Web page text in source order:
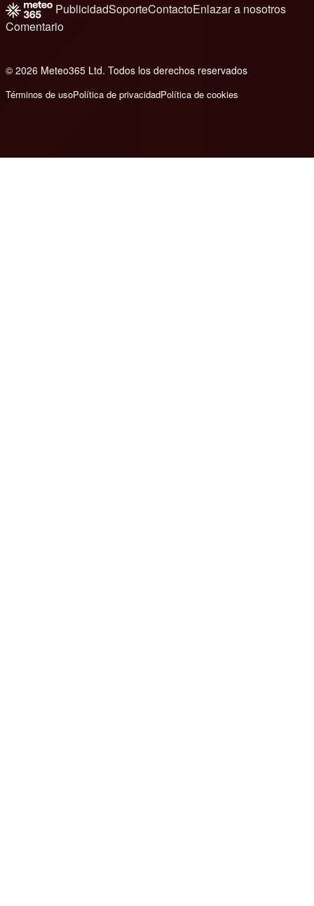
PublicidadSoporteContactoEnlazar a nosotros
Comentario
© 2026 Meteo365 Ltd. Todos los derechos reservados
Términos de usoPolítica de privacidadPolítica de cookies